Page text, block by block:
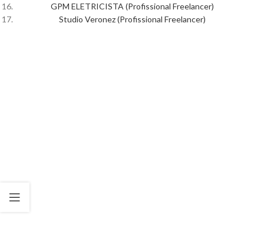
GPM ELETRICISTA (Profissional Freelancer)
Studio Veronez (Profissional Freelancer)